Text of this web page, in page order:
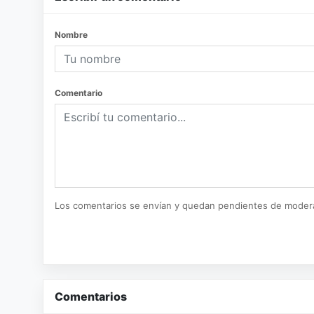
Nombre
Comentario
Los comentarios se envían y quedan pendientes de
Comentarios